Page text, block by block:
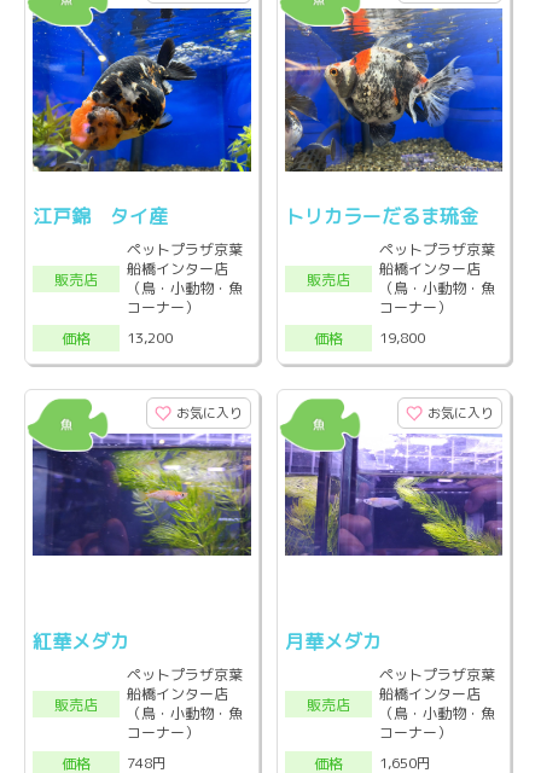
江戸錦 タイ産
販売店
ペットプラザ京葉
船橋インター店
（鳥・小動物・魚
コーナー）
価格
13,200
トリカラーだるま琉金
販売店
ペットプラザ京葉
船橋インター店
（鳥・小動物・魚
コーナー）
価格
19,800
お気に入り
紅華メダカ
販売店
ペットプラザ京葉
船橋インター店
（鳥・小動物・魚
コーナー）
価格
748円
お気に入り
月華メダカ
販売店
ペットプラザ京葉
船橋インター店
（鳥・小動物・魚
コーナー）
価格
1,650円